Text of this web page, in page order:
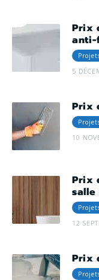
Prix
anti-
5
Prix
10
Prix
salle
12
Prix